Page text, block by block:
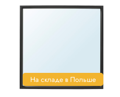
На складе в Польше